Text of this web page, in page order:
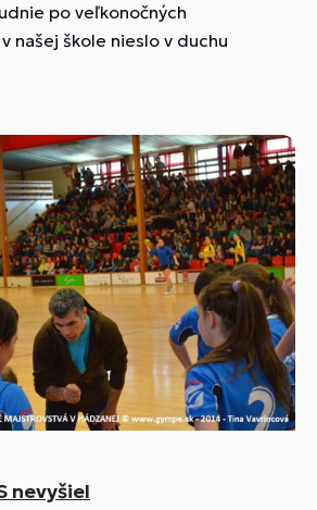
po veľkonočných
našej škole nieslo v duchu
nevyšiel